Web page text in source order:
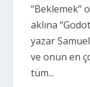
“Beklemek”
aklına
yazar
ve onun en
tüm...